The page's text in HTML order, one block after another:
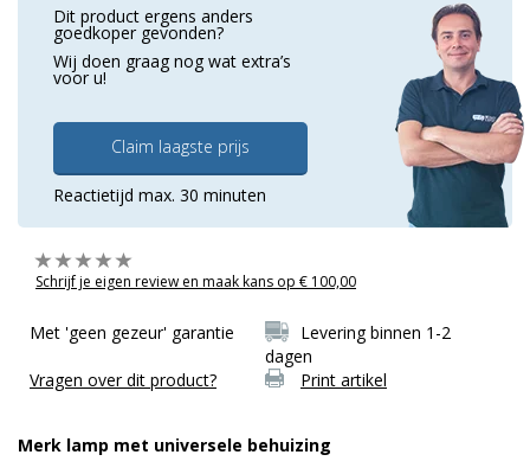
Dit product ergens anders
goedkoper gevonden?
Wij doen graag nog wat extra’s
voor u!
Claim laagste prijs
Reactietijd max. 30 minuten
Schrijf je eigen review en maak kans op € 100,00
Met 'geen gezeur' garantie
Levering binnen 1-2
dagen
Vragen over dit product?
Print artikel
Merk lamp met universele behuizing